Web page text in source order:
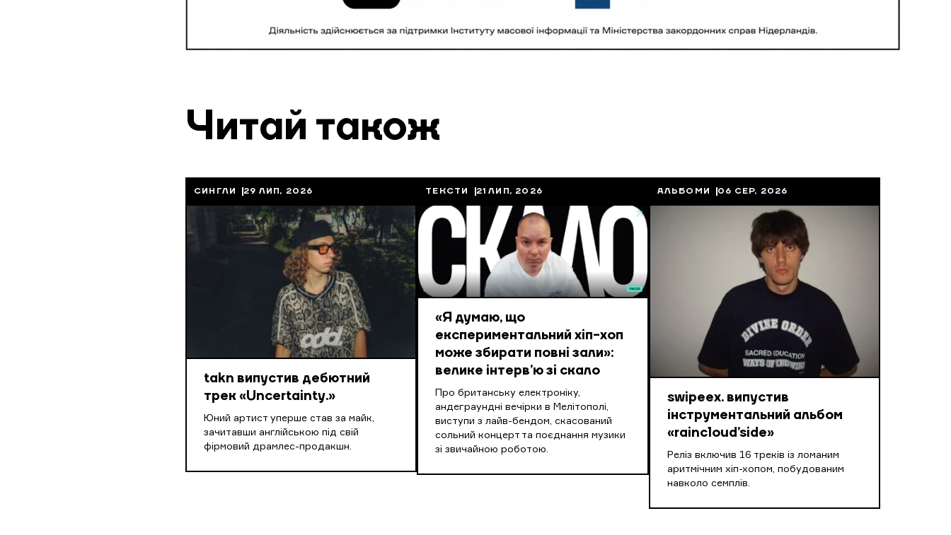
Читай також
СИНГЛИ 29 ЛИП, 2026
takn випустив дебютний
трек «Uncertainty.»
Юний артист уперше став за майк,
зачитавши англійською під свій
фірмовий драмлес-продакшн.
ТЕКСТИ 21 ЛИП, 2026
«Я думаю, що
експериментальний хіп-хоп
може збирати повні зали»:
велике інтерв’ю зі скало
Про британську електроніку,
андеграундні вечірки в Мелітополі,
виступи з лайв-бендом, скасований
сольний концерт та поєднання музики
зі звичайною роботою.
АЛЬБОМИ 06 СЕР, 2026
swipeex. випустив
інструментальний альбом
«raincloud’side»
Реліз включив 16 треків із ломаним
аритмічним хіп-хопом, побудованим
навколо семплів.